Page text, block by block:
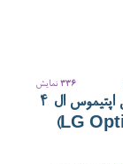
336 نمایش
گوشی ال جی اپتیموس ال ۴
(LG Optimus L4)